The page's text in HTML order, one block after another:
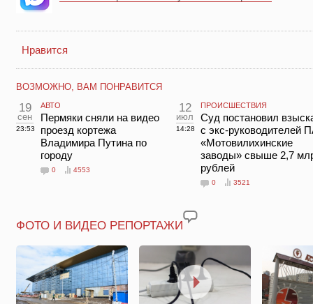
Нравится
ВОЗМОЖНО, ВАМ ПОНРАВИТСЯ
19
сен
23:53
АВТО
Пермяки сняли на видео
проезд кортежа
Владимира Путина по
городу
0 4553
12
июл
14:28
ПРОИСШЕСТВИЯ
Суд постановил
с экс-руководителей
«Мотовилихинские
заводы» свыше 2,7
рублей
0 3521
ФОТО И ВИДЕО РЕПОРТАЖИ